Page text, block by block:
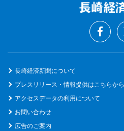
長崎経済新聞について
プレスリリース・情報提供はこちらから
アクセスデータの利用について
お問い合わせ
広告のご案内